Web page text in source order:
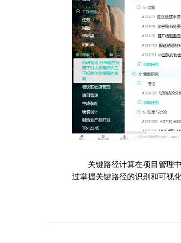
关键路径计算在项目管理中
过掌握关键路径的识别和可视